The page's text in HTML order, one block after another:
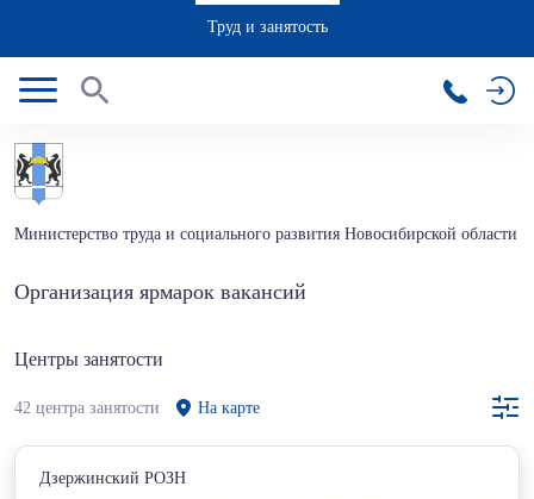
Труд и занятость
Министерство труда и социального развития Новосибирской области
Организация ярмарок вакансий
Центры занятости
42 центра занятости На карте
Дзержинский РОЗН